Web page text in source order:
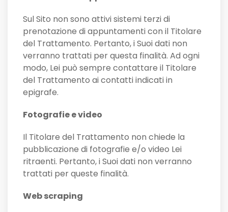
Sul Sito non sono attivi sistemi terzi di
prenotazione di appuntamenti con il Titolare
del Trattamento. Pertanto, i Suoi dati non
verranno trattati per questa finalità. Ad ogni
modo, Lei può sempre contattare il Titolare
del Trattamento ai contatti indicati in
epigrafe.
Fotografie e video
Il Titolare del Trattamento non chiede la
pubblicazione di fotografie e/o video Lei
ritraenti. Pertanto, i Suoi dati non verranno
trattati per queste finalità.
Web scraping